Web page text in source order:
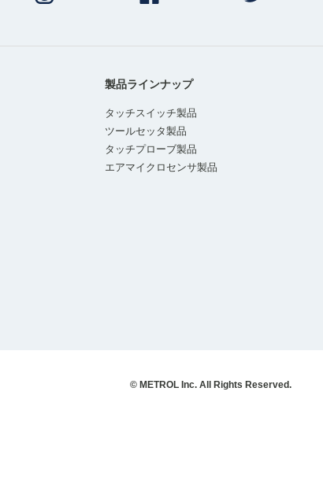
製品ラインナップ
タッチスイッチ製品
ツールセッタ製品
タッチプローブ製品
エアマイクロセンサ製品
© METROL Inc. All Rights Reserved.